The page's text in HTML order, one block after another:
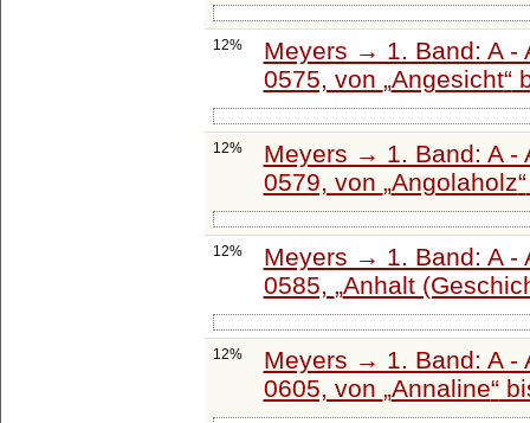
12%
Meyers → 1. Band: A -
0575, von Angesicht
12%
Meyers → 1. Band: A -
0579, von Angolaholz
12%
Meyers → 1. Band: A -
0585,
Anhalt
12%
Meyers → 1. Band: A -
0605, von Annaline